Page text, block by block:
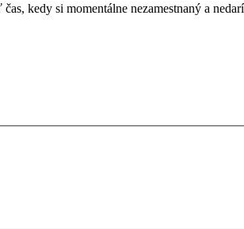
kedy si momentálne nezamestnaný a